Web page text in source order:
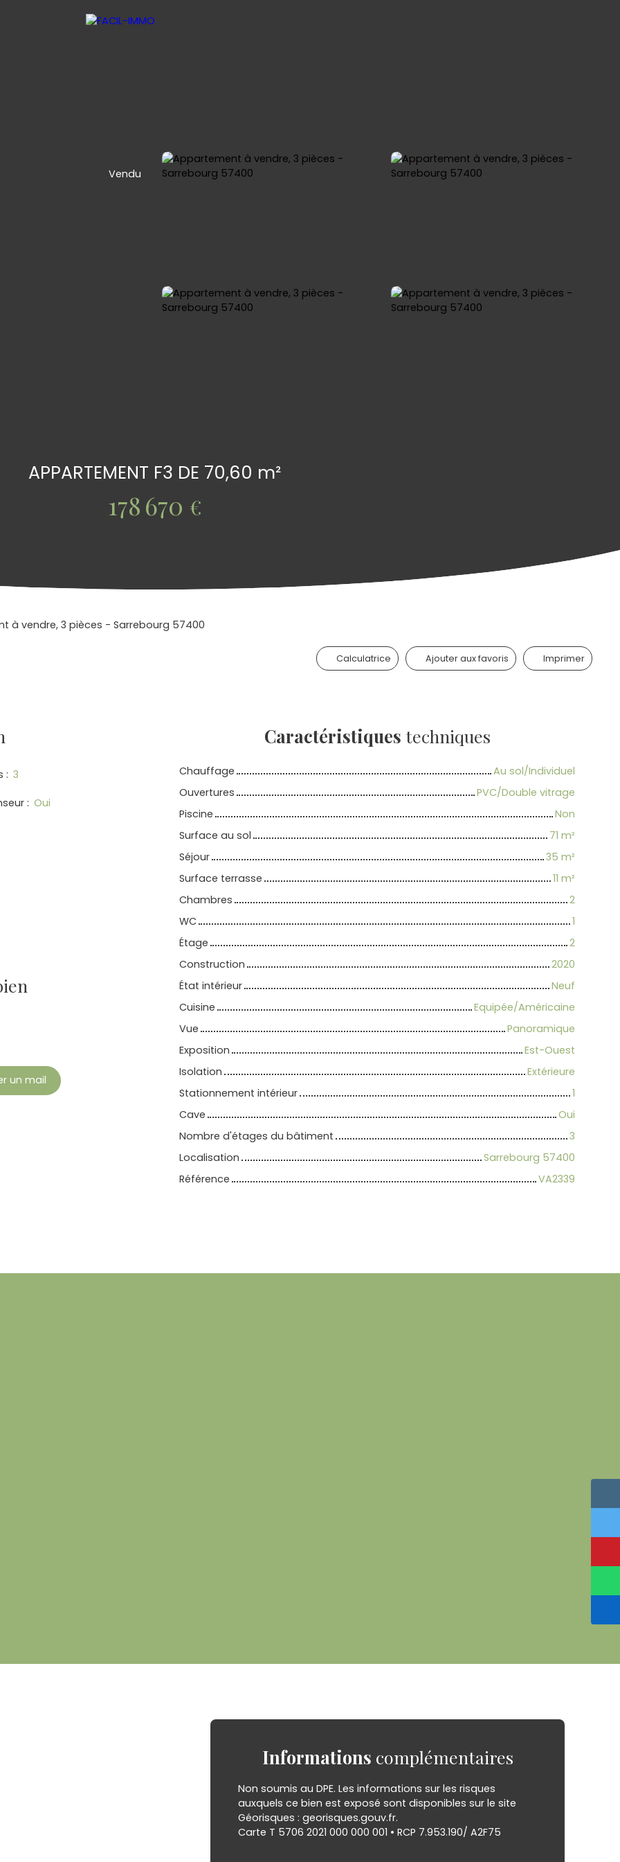
Vendu
APPARTEMENT F3 DE 70,60 m²
178 670 €
à vendre, 3 pièces - Sarrebourg 57400
Calculatrice Ajouter aux favoris Imprimer
: 3
: Oui
un mail
Caractéristiques techniques
Chauffage
Au sol/Individuel
Ouvertures
PVC/Double vitrage
Piscine
Non
Surface au sol
71 m²
Séjour
35 m²
Surface terrasse
11 m²
Chambres
2
WC
1
Étage
2
Construction
2020
État intérieur
Neuf
Cuisine
Equipée/Américaine
Vue
Panoramique
Exposition
Est-Ouest
Isolation
Extérieure
Stationnement intérieur
1
Cave
Oui
Nombre d'étages du bâtiment
3
Localisation
Sarrebourg 57400
Référence
VA2339
Informations complémentaires
Non soumis au DPE. Les informations sur les risques
auxquels ce bien est exposé sont disponibles sur le site
Géorisques : georisques.gouv.fr.
Carte T 5706 2021 000 000 001 • RCP 7.953.190/ A2F75